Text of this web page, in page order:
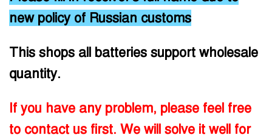
new policy of Russian customs
This shops all batteries support wholesale
quantity.
If you have any problem, please feel free
to contact us first. We will solve it well for